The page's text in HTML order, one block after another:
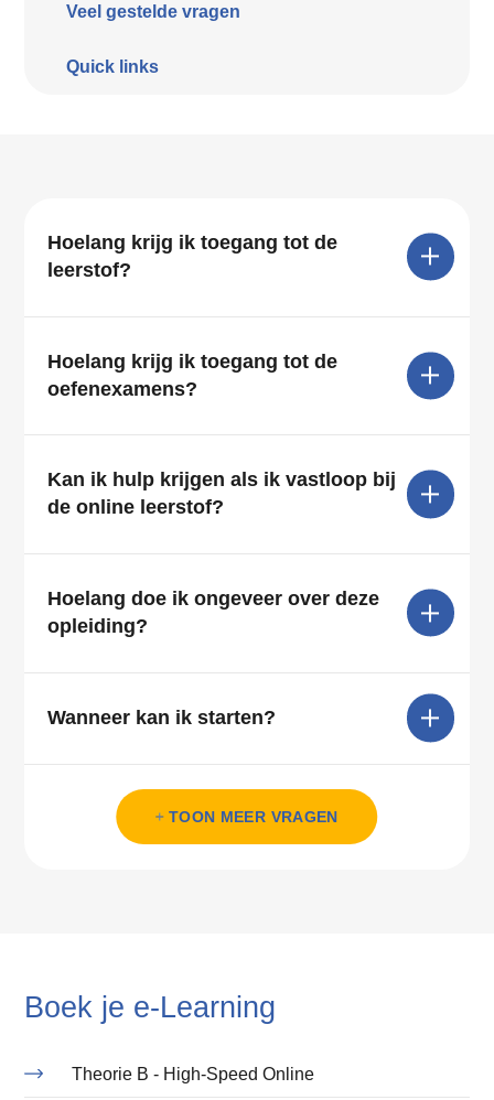
Veel gestelde vragen
Quick links
Hoelang krijg ik toegang tot de
leerstof?
Hoelang krijg ik toegang tot de
oefenexamens?
Kan ik hulp krijgen als ik vastloop bij
de online leerstof?
Hoelang doe ik ongeveer over deze
opleiding?
Wanneer kan ik starten?
Komen alle onderwerpen van het
examen aan bod?
Krijg ik tijdens de oefenexamens
dezelfde vragen als bij het CBR?
TOON MEER VRAGEN
Boek je e-Learning
Theorie B - High-Speed Online